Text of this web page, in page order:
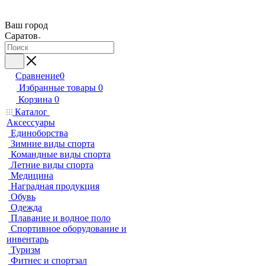
Ваш город
Саратов
Сравнение0
Избранные товары 0
Корзина 0
Каталог
Аксессуары
Единоборства
Зимние виды спорта
Командные виды спорта
Летние виды спорта
Медицина
Наградная продукция
Обувь
Одежда
Плавание и водное поло
Спортивное оборудование и
инвентарь
Туризм
Фитнес и спортзал